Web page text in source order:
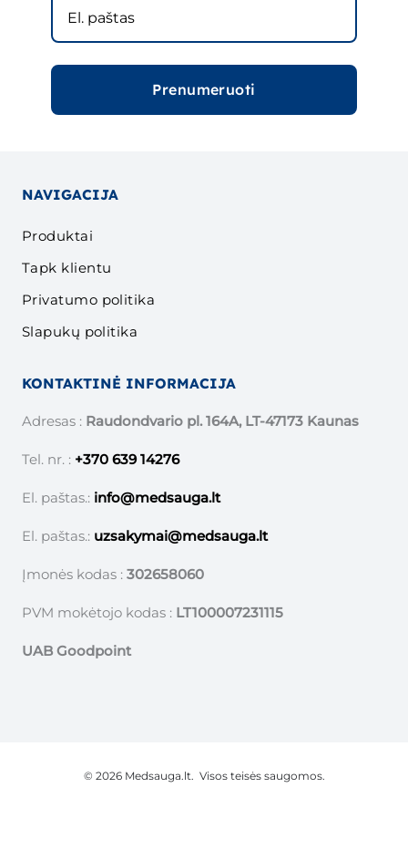
Prenumeruoti
NAVIGACIJA
Produktai
Tapk klientu
Privatumo politika
Slapukų politika
KONTAKTINĖ INFORMACIJA
Adresas : Raudondvario pl. 164A, LT-47173 Kaunas
Tel. nr. : +370 639 14276
El. paštas.: info@medsauga.lt
El. paštas.: uzsakymai@medsauga.lt
Įmonės kodas : 302658060
PVM mokėtojo kodas : LT100007231115
UAB Goodpoint
© 2026 Medsauga.lt. Visos teisės saugomos.